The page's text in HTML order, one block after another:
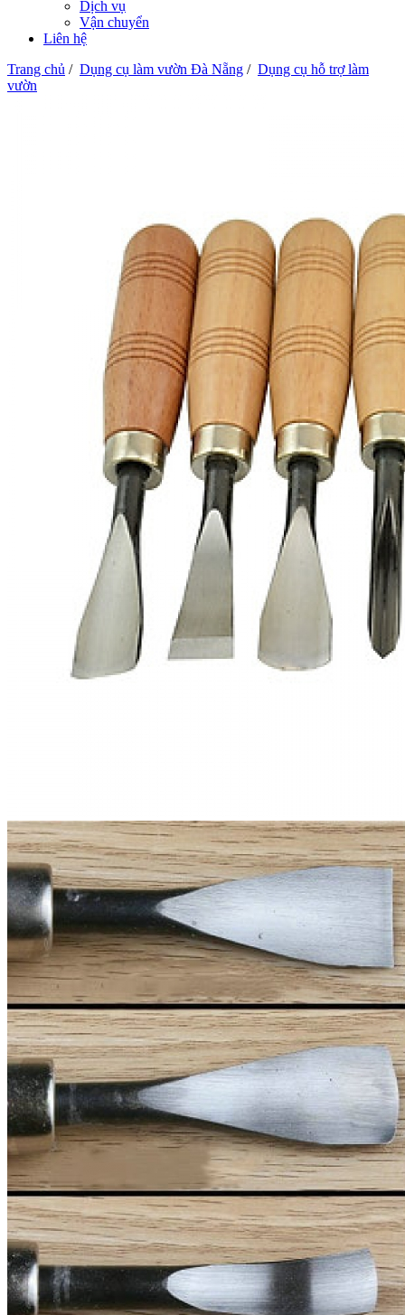
Dịch vụ
Vận chuyển
Liên hệ
Trang chủ / Dụng cụ làm vườn Đà Nẵng / Dụng cụ hỗ trợ làm
vườn